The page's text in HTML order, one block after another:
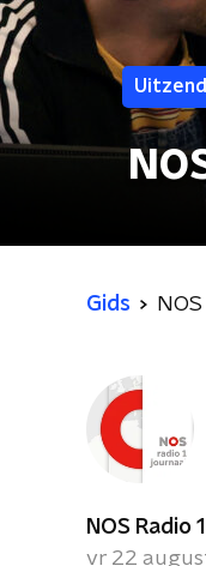
Gids
NOS Radio
vr 22